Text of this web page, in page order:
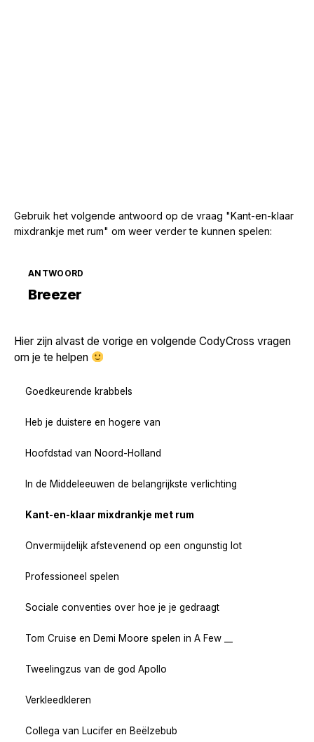
Gebruik het volgende antwoord op de vraag "Kant-en-klaar
mixdrankje met rum" om weer verder te kunnen spelen:
ANTWOORD
Breezer
Hier zijn alvast de vorige en volgende CodyCross vragen
om je te helpen
Goedkeurende krabbels
Heb je duistere en hogere van
Hoofdstad van Noord-Holland
In de Middeleeuwen de belangrijkste verlichting
Kant-en-klaar mixdrankje met rum
Onvermijdelijk afstevenend op een ongunstig lot
Professioneel spelen
Sociale conventies over hoe je je gedraagt
Tom Cruise en Demi Moore spelen in A Few __
Tweelingzus van de god Apollo
Verkleedkleren
Collega van Lucifer en Beëlzebub